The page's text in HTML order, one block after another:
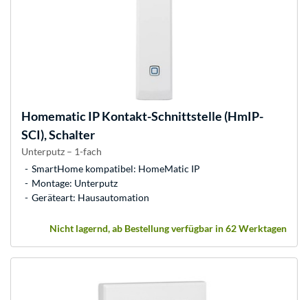
Homematic IPKontakt-Schnittstelle (HmIP-
SCI), Schalter
Unterputz – 1-fach
SmartHome kompatibel: HomeMatic IP
Montage: Unterputz
Geräteart: Hausautomation
Nicht lagernd, ab Bestellung verfügbar in 62 Werktagen